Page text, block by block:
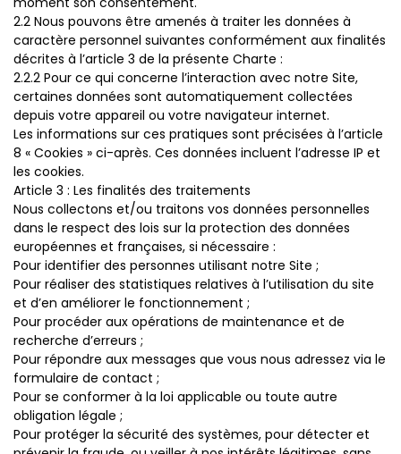
2.2 Nous pouvons être amenés à traiter les données à
caractère personnel suivantes conformément aux finalités
décrites à l’article 3 de la présente Charte :
2.2.2 Pour ce qui concerne l’interaction avec notre Site,
certaines données sont automatiquement collectées
depuis votre appareil ou votre navigateur internet.
Les informations sur ces pratiques sont précisées à l’article
8 « Cookies » ci-après. Ces données incluent l’adresse IP et
les cookies.
Article 3 : Les finalités des traitements
Nous collectons et/ou traitons vos données personnelles
dans le respect des lois sur la protection des données
européennes et françaises, si nécessaire :
Pour identifier des personnes utilisant notre Site ;
Pour réaliser des statistiques relatives à l’utilisation du site
et d’en améliorer le fonctionnement ;
Pour procéder aux opérations de maintenance et de
recherche d’erreurs ;
Pour répondre aux messages que vous nous adressez via le
formulaire de contact ;
Pour se conformer à la loi applicable ou toute autre
obligation légale ;
Pour protéger la sécurité des systèmes, pour détecter et